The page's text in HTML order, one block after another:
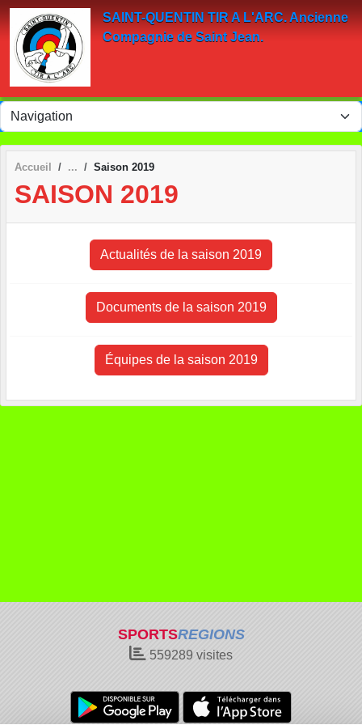
SAINT-QUENTIN TIR A L'ARC. Ancienne
Compagnie de Saint Jean.
Accueil Saison 2019
SAISON 2019
Actualités de la saison 2019
Documents de la saison 2019
Équipes de la saison 2019
SPORTSREGIONS
559289 visites
Panneau de gestion des cookies